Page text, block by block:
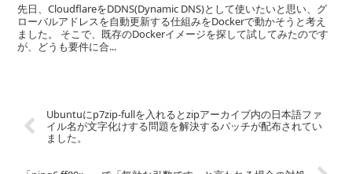
先日、CloudflareをDDNS(Dynamic DNS)として使いたいと思い、グ
ローバルアドレスを自動更新する仕組みをDockerで動かそうと考え
ました。 そこで、既存のDockerイメージを探して試してみたのです
が、どうも要件に合...
Ubuntuにp7zip-fullを入れるとzipアーカイブ内の日本語ファ
イル名が文字化けする問題を解決するパッチが配布されてい
ました。